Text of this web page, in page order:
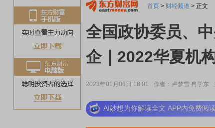
首页 > 财经频道 > 正文
全国政协委员、
企｜2022华夏机
2023年01月06日 18:01 作者：卢梦雪 冉学东
AI妙想为你解读全文 APP内免费阅读